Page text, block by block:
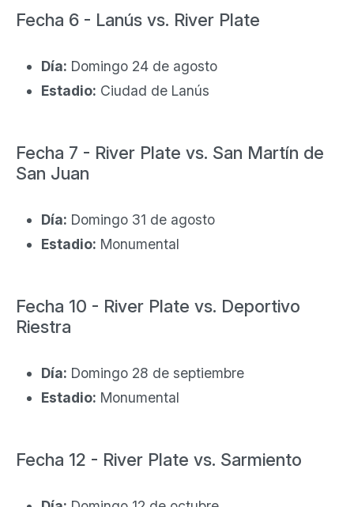
Fecha 6 - Lanús vs. River Plate
Día: Domingo 24 de agosto
Estadio: Ciudad de Lanús
Fecha 7 - River Plate vs. San Martín de
San Juan
Día: Domingo 31 de agosto
Estadio: Monumental
Fecha 10 - River Plate vs. Deportivo
Riestra
Día: Domingo 28 de septiembre
Estadio: Monumental
Fecha 12 - River Plate vs. Sarmiento